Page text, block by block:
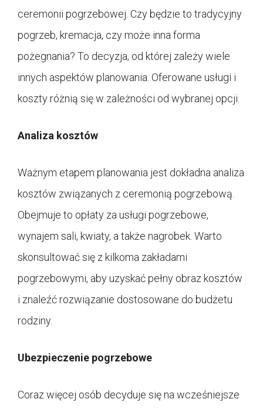
ceremonii pogrzebowej. Czy będzie to tradycyjny
pogrzeb, kremacja, czy może inna forma
pożegnania? To decyzja, od której zależy wiele
innych aspektów planowania. Oferowane usługi i
koszty różnią się w zależności od wybranej opcji.
Analiza kosztów
Ważnym etapem planowania jest dokładna analiza
kosztów związanych z ceremonią pogrzebową.
Obejmuje to opłaty za usługi pogrzebowe,
wynajem sali, kwiaty, a także nagrobek. Warto
skonsultować się z kilkoma zakładami
pogrzebowymi, aby uzyskać pełny obraz kosztów
i znaleźć rozwiązanie dostosowane do budżetu
rodziny.
Ubezpieczenie pogrzebowe
Coraz więcej osób decyduje się na wcześniejsze